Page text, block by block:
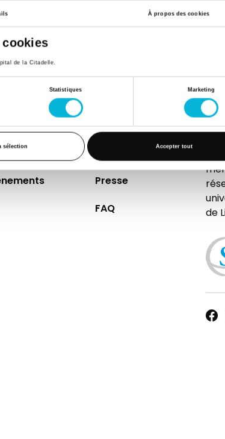
À propos des cookies
de la Citadelle.
Statistiques Marketing
sélection Accepter tout
Service de Soins intensifs
Presse
FAQ
de